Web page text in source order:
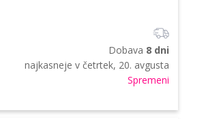
Dobava 8 dni
najkasneje v četrtek, 20. avgusta
Spremeni